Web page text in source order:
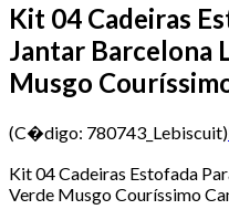
Kit 04 Cadeiras
Jantar Barcelona
Musgo
(C�digo: 780743_Lebiscuit)
Kit 04 Cadeiras Estofada
Verde Musgo Couríssimo